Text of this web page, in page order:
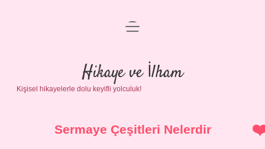
Anasayfa
Gizlilik Politikası
Yasal Uyarı
menüyü
Hikaye ve İlham
Kişisel hikayelerle dolu keyifli yolculuk!
Sermaye Çeşitleri Nelerdir